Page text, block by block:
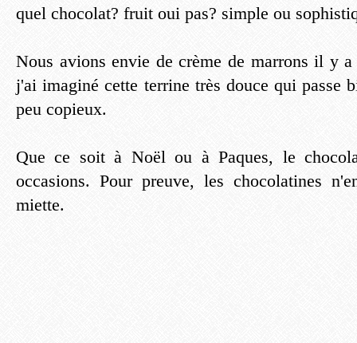
quel chocolat? fruit oui pas? simple ou
Nous avions envie de crème de marrons il y a
j'ai imaginé cette terrine très douce qui passe
peu copieux.
Que ce soit à Noël ou à Paques, le
occasions. Pour preuve, les chocolatines
miette.